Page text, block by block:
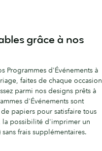
grâce à nos
Programmes d'Événements à
faites de chaque occasion
parmi nos designs prêts à
d'Événements sont
papiers pour satisfaire tous
la possibilité d'imprimer un
frais supplémentaires.